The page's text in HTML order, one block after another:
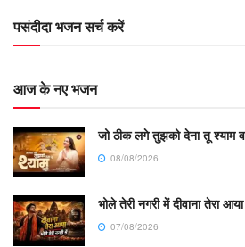
पसंदीदा भजन सर्च करें
आज के नए भजन
जो ठीक लगे तुझको देना तू श्याम
08/08/2026
भोले तेरी नगरी में दीवाना तेरा
07/08/2026